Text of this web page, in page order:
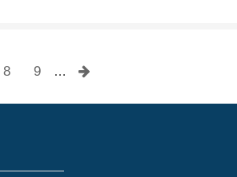
8 9 …